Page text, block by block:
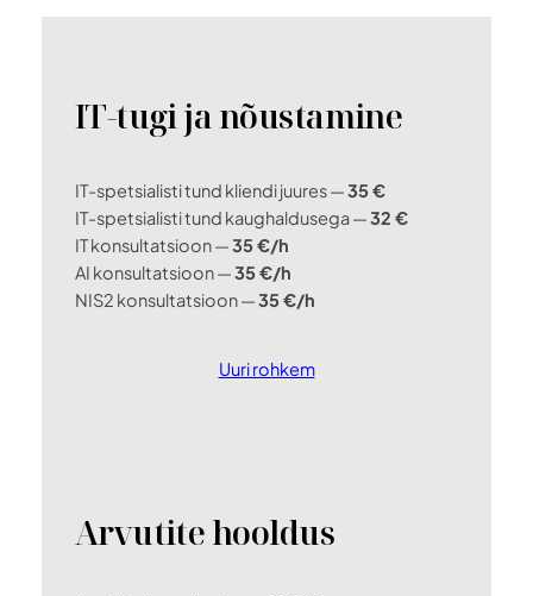
IT-tugi ja nõustamine
IT-spetsialisti tund kliendi juures —35 €
IT-spetsialisti tund kaughaldusega —32 €
IT konsultatsioon —35 €/h
AI konsultatsioon —35 €/h
NIS2 konsultatsioon —35 €/h
Uuri rohkem
Arvutite hooldus